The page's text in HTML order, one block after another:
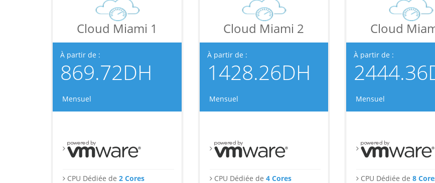
Cloud Miami 1
À partir de :
869.72DH
Mensuel
CPU Dédiée de 2 Cores
Cloud Miami 2
À partir de :
1428.26DH
Mensuel
CPU Dédiée de 4 Cores
Cloud
À partir de :
Mensuel
CPU Dédiée de 8